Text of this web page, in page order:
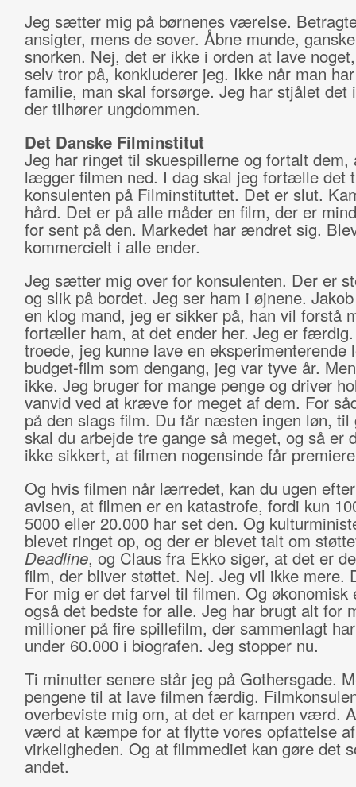
Jeg sætter mig på børnenes værelse.
ansigter, mens de sover. Åbne munde,
snorken. Nej, det er ikke i orden at lave
selv tror på, konkluderer jeg. Ikke når man
familie, man skal forsørge. Jeg har stjålet det
der tilhører ungdommen.
Det Danske Filminstitut
Jeg har ringet til skuespillerne og fortalt dem,
lægger filmen ned. I dag skal jeg fortælle det
konsulenten på Filminstituttet. Det er slut.
hård. Det er på alle måder en film, der er
for sent på den. Markedet har ændret sig.
kommercielt i alle ender.
Jeg sætter mig over for konsulenten. Der er
og slik på bordet. Jeg ser ham i øjnene.
en klog mand, jeg er sikker på, han vil forstå
fortæller ham, at det ender her. Jeg er
troede, jeg kunne lave en eksperimenterende
budget-film som dengang, jeg var tyve år.
ikke. Jeg bruger for mange penge og driver
vanvid ved at kræve for meget af dem. For
på den slags film. Du får næsten ingen løn,
skal du arbejde tre gange så meget, og så er
ikke sikkert, at filmen nogensinde får
Og hvis filmen når lærredet, kan du ugen
avisen, at filmen er en katastrofe, fordi kun
5000 eller 20.000 har set den. Og
blevet ringet op, og der er blevet talt om
Deadline, og Claus fra Ekko siger, at det er
film, der bliver støttet. Nej. Jeg vil ikke mere.
For mig er det farvel til filmen. Og økonomisk
også det bedste for alle. Jeg har brugt alt for
millioner på fire spillefilm, der sammenlagt
under 60.000 i biografen. Jeg stopper nu.
Ti minutter senere står jeg på Gothersgade.
pengene til at lave filmen færdig.
overbeviste mig om, at det er kampen værd.
værd at kæmpe for at flytte vores opfattelse af
virkeligheden. Og at filmmediet kan gøre det
andet.